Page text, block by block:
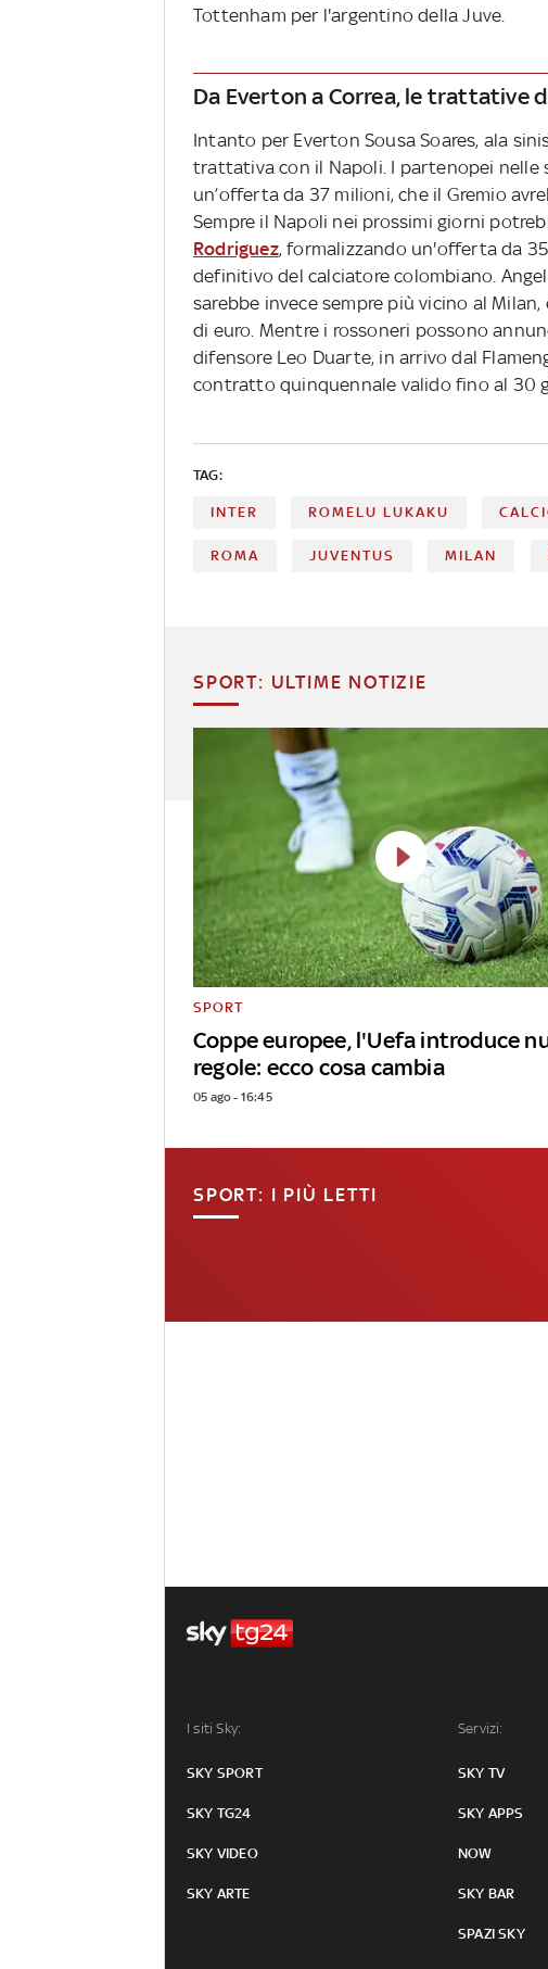
Tottenham per l'argentino della Juve.
Da Everton a Correa, le trattative
Intanto per Everton Sousa Soares, ala
trattativa con il Napoli. I partenopei nelle
un’offerta da 37 milioni, che il Gremio
Sempre il Napoli nei prossimi giorni
Rodriguez, formalizzando un'offerta da
definitivo del calciatore colombiano.
sarebbe invece sempre più vicino al
di euro. Mentre i rossoneri possono
difensore Leo Duarte, in arrivo dal
contratto quinquennale valido fino al 30
TAG:
INTER ROMELU LUKAKU
ROMA JUVENTUS MILAN
SPORT: ULTIME NOTIZIE
Coppe europee, l'Uefa introduce
regole: ecco cosa cambia
SPORT
05 ago - 16:45
SPORT: I PIÙ LETTI
I siti Sky:
SKY SPORT
SKY TG24
SKY VIDEO
SKY ARTE
Servizi:
SKY TV
SKY APPS
NOW
SKY BAR
SPAZI SKY